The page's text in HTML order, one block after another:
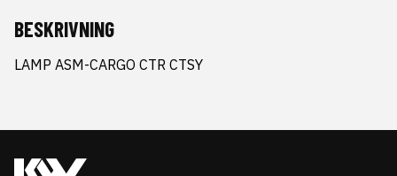
BESKRIVNING
LAMP ASM-CARGO CTR CTSY